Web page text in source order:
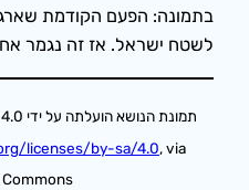
בתמונה: הפעם הקודמת
לשטח ישראל. אז זה נגמר
תמונת הנושא הועלתה על ידי Kiril Simeonovski, CC BY-SA 4.0
licenses/by-sa/4.0, via